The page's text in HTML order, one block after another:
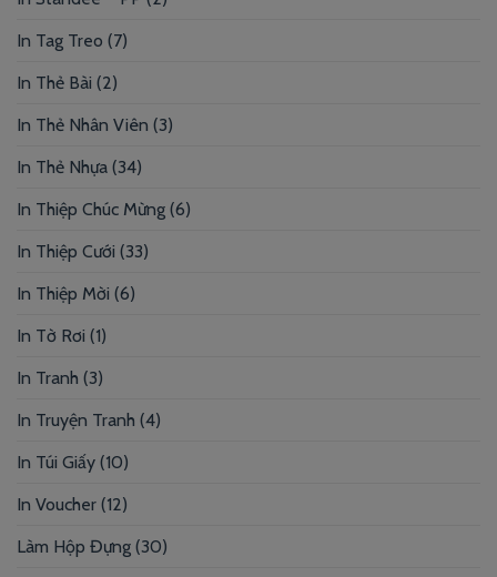
In Tag Treo (7)
In Thẻ Bài (2)
In Thẻ Nhân Viên (3)
In Thẻ Nhựa (34)
In Thiệp Chúc Mừng (6)
In Thiệp Cưới (33)
In Thiệp Mời (6)
In Tờ Rơi (1)
In Tranh (3)
In Truyện Tranh (4)
In Túi Giấy (10)
In Voucher (12)
Làm Hộp Đựng (30)